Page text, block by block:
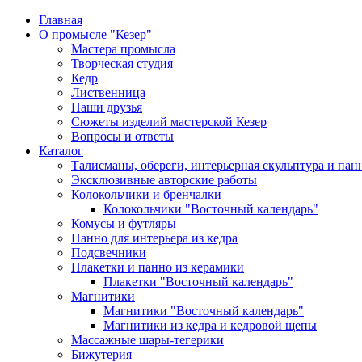
Главная
О промысле "Кезер"
Мастера промысла
Творческая студия
Кедр
Лиственница
Наши друзья
Сюжеты изделий мастерской Кезер
Вопросы и ответы
Каталог
Талисманы, обереги, интерьерная скульптура и
Эксклюзивные авторские работы
Колокольчики и бренчалки
Колокольчики "Восточный календарь"
Комусы и футляры
Панно для интерьера из кедра
Подсвечники
Плакетки и панно из керамики
Плакетки "Восточный календарь"
Магнитики
Магнитики "Восточный календарь"
Магнитики из кедра и кедровой щепы
Массажные шары-тегерики
Бижутерия